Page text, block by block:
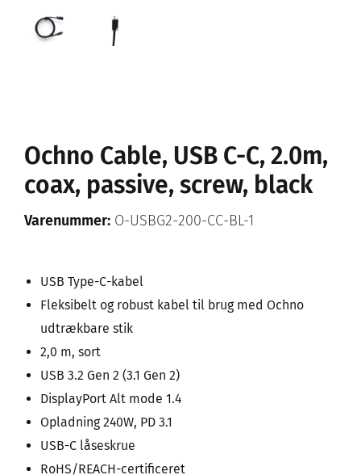
Ochno Cable, USB C-C, 2.0m,
coax, passive, screw, black
Varenummer: O-USBG2-200-CC-BL-1
USB Type-C-kabel
Fleksibelt og robust kabel til brug med Ochno
udtrækbare stik
2,0 m, sort
USB 3.2 Gen 2 (3.1 Gen 2)
DisplayPort Alt mode 1.4
Opladning 240W, PD 3.1
USB-C låseskrue
RoHS/REACH-certificeret